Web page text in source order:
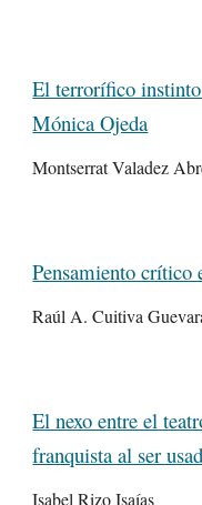
El terrorífico
Mónica Ojeda
Montserrat Valadez
Pensamiento crítico
Raúl A. Cuitiva
El nexo entre el
franquista al ser
Isabel Rizo Isaías